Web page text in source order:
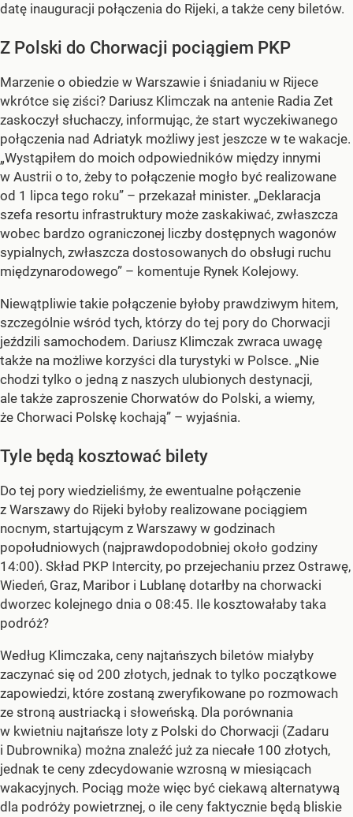
datę inauguracji połączenia do Rijeki, a także ceny biletów.
Z Polski do Chorwacji pociągiem PKP
Marzenie o obiedzie w Warszawie i śniadaniu w Rijece
wkrótce się ziści? Dariusz Klimczak na antenie Radia Zet
zaskoczył słuchaczy, informując, że start wyczekiwanego
połączenia nad Adriatyk możliwy jest jeszcze w te wakacje.
„Wystąpiłem do moich odpowiedników między innymi
w Austrii o to, żeby to połączenie mogło być realizowane
od 1 lipca tego roku” – przekazał minister. „Deklaracja
szefa resortu infrastruktury może zaskakiwać, zwłaszcza
wobec bardzo ograniczonej liczby dostępnych wagonów
sypialnych, zwłaszcza dostosowanych do obsługi ruchu
międzynarodowego” – komentuje Rynek Kolejowy.
Niewątpliwie takie połączenie byłoby prawdziwym hitem,
szczególnie wśród tych, którzy do tej pory do Chorwacji
jeździli samochodem. Dariusz Klimczak zwraca uwagę
także na możliwe korzyści dla turystyki w Polsce. „Nie
chodzi tylko o jedną z naszych ulubionych destynacji,
ale także zaproszenie Chorwatów do Polski, a wiemy,
że Chorwaci Polskę kochają” – wyjaśnia.
Tyle będą kosztować bilety
Do tej pory wiedzieliśmy, że ewentualne połączenie
z Warszawy do Rijeki byłoby realizowane pociągiem
nocnym, startującym z Warszawy w godzinach
popołudniowych (najprawdopodobniej około godziny
14:00). Skład PKP Intercity, po przejechaniu przez Ostrawę,
Wiedeń, Graz, Maribor i Lublanę dotarłby na chorwacki
dworzec kolejnego dnia o 08:45. Ile kosztowałaby taka
podróż?
Według Klimczaka, ceny najtańszych biletów miałyby
zaczynać się od 200 złotych, jednak to tylko początkowe
zapowiedzi, które zostaną zweryfikowane po rozmowach
ze stroną austriacką i słoweńską. Dla porównania
w kwietniu najtańsze loty z Polski do Chorwacji (Zadaru
i Dubrownika) można znaleźć już za niecałe 100 złotych,
jednak te ceny zdecydowanie wzrosną w miesiącach
wakacyjnych. Pociąg może więc być ciekawą alternatywą
dla podróży powietrznej, o ile ceny faktycznie będą bliskie